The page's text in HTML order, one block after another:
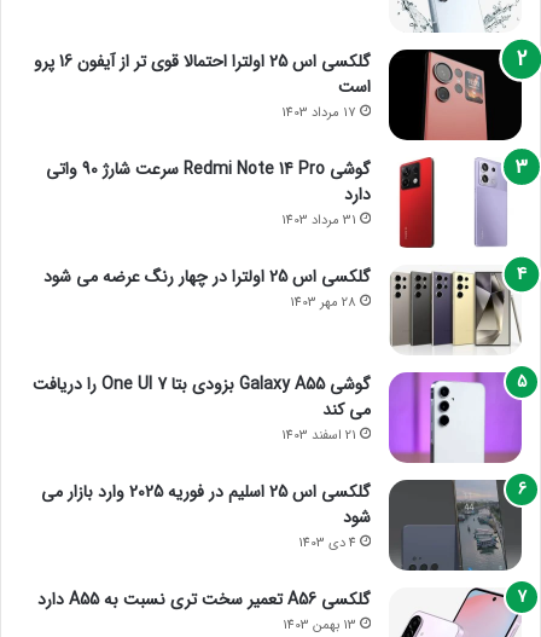
گلکسی اس 25 اولترا احتمالا قوی تر از آیفون 16 پرو
است
17 مرداد 1403
گوشی Redmi Note 14 Pro سرعت شارژ 90 واتی
دارد
31 مرداد 1403
گلکسی اس 25 اولترا در چهار رنگ عرضه می شود
28 مهر 1403
گوشی Galaxy A55 بزودی بتا One UI 7 را دریافت
می کند
21 اسفند 1403
گلکسی اس 25 اسلیم در فوریه 2025 وارد بازار می
شود
4 دی 1403
گلکسی A56 تعمیر سخت تری نسبت به A55 دارد
13 بهمن 1403